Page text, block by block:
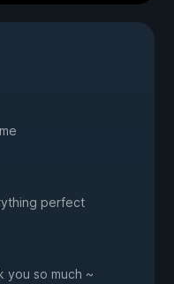
perfect
you so much ~